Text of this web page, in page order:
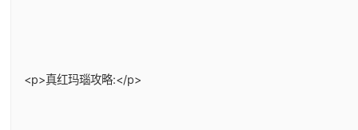
<p>真红玛瑙攻略:</p>